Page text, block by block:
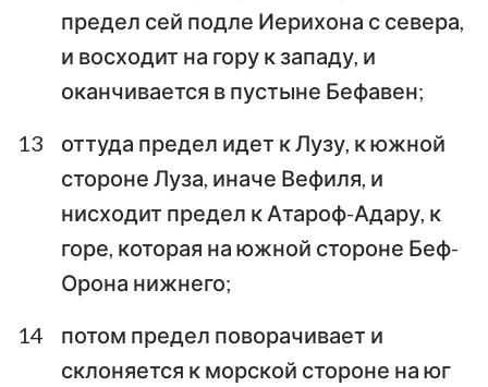
предел сей подле Иерихона с севера,
и восходит на гору к западу, и
оканчивается в пустыне Бефавен;
13
оттуда предел идет к Лузу, к южной
стороне Луза, иначе Вефиля, и
нисходит предел к Атароф-Адару, к
горе, которая на южной стороне Беф-
Орона нижнего;
14
потом предел поворачивает и
склоняется к морской стороне на юг